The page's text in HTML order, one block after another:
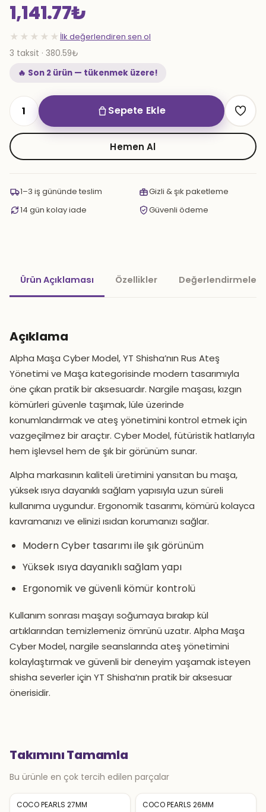
1,141.77₺
★★★★★ İlk değerlendiren sen ol
3 taksit · 380.59₺
🔥 Son 2 ürün — tükenmek üzere!
Alpha
Maşa
Cyber
Model
Sepete Ekle
Hemen Al
1–3 iş gününde teslim
Gizli & şık paketleme
14 gün kolay iade
Güvenli ödeme
Ürün Açıklaması Özellikler Değerlendirmeler
Açıklama
Alpha Maşa Cyber Model, YT Shisha’nın Rus Ateş
Yönetimi ve Maşa kategorisinde modern tasarımıyla
öne çıkan pratik bir aksesuardır. Nargile maşası, kızgın
kömürleri güvenle taşımak, lüle üzerinde
konumlandırmak ve ateş yönetimini kontrol etmek için
vazgeçilmez bir araçtır. Cyber Model, fütüristik hatlarıyla
hem işlevsel hem de şık bir görünüm sunar.
Alpha markasının kaliteli üretimini yansıtan bu maşa,
yüksek ısıya dayanıklı sağlam yapısıyla uzun süreli
kullanıma uygundur. Ergonomik tasarımı, kömürü kolayca
kavramanızı ve elinizi ısıdan korumanızı sağlar.
Modern Cyber tasarımı ile şık görünüm
Yüksek ısıya dayanıklı sağlam yapı
Ergonomik ve güvenli kömür kontrolü
Kullanım sonrası maşayı soğumaya bırakıp kül
artıklarından temizlemeniz ömrünü uzatır. Alpha Maşa
Cyber Model, nargile seanslarında ateş yönetimini
kolaylaştırmak ve güvenli bir deneyim yaşamak isteyen
shisha severler için YT Shisha’nın pratik bir aksesuar
önerisidir.
Takımını Tamamla
Bu ürünle en çok tercih edilen parçalar
COCO PEARLS 27MM COCO PEARLS 26MM